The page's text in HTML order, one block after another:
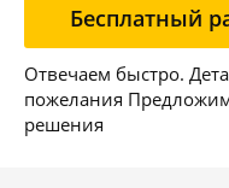
Бесплатный
Отвечаем быстро.
пожелания
решения